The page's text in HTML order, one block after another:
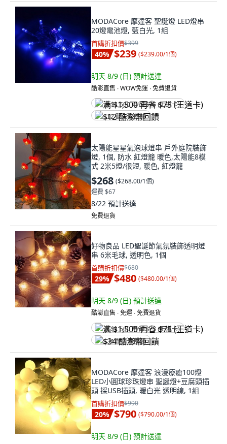
MODACore 摩達客 聖誕燈 LED燈串
20燈電池燈, 藍白光, 1組
首購折扣價$399
40% $239 ($239.00/1個)
明天 8/9 (日) 預計送達
酷澎直售 ∙ WOW免運 ∙ 免費退貨
满 $1,500 再省 $75 (王道卡)
$12 酷澎幣回饋
太陽能星星氣泡球燈串 戶外庭院裝飾
燈, 1個, 防水 紅燈籠 暖色,太陽能8模
式 2米5燈/很短, 暖色, 紅燈籠
$268 ($268.00/1個)
運費 $67
8/22 預計送達
免費退貨
好物良品 LED聖誕節氣氛裝飾透明燈
串 6米毛球, 透明色, 1個
首購折扣價$680
29% $480 ($480.00/1個)
明天 8/9 (日) 預計送達
酷澎直售 ∙ 免運 ∙ 免費退貨
满 $1,500 再省 $75 (王道卡)
$34 酷澎幣回饋
MODACore 摩達客 浪漫療癒100燈
LED小圓球珍珠燈串 聖誕燈+豆腐頭插
頭 採USB插頭, 暖白光 透明線, 1組
首購折扣價$990
20% $790 ($790.00/1個)
明天 8/9 (日) 預計送達